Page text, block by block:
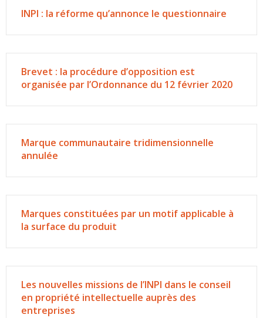
INPI : la réforme qu’annonce le questionnaire
Brevet : la procédure d’opposition est
organisée par l’Ordonnance du 12 février 2020
Marque communautaire tridimensionnelle
annulée
Marques constituées par un motif applicable à
la surface du produit
Les nouvelles missions de l’INPI dans le conseil
en propriété intellectuelle auprès des
entreprises